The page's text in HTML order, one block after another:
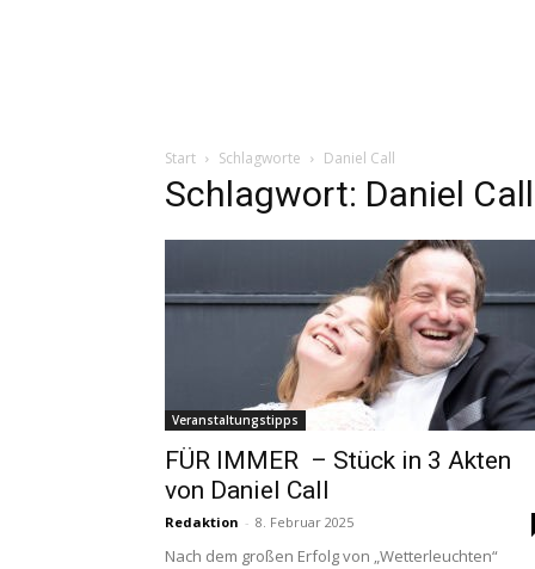
Start Schlagworte Daniel Call
Schlagwort: Daniel Call
Veranstaltungstipps
FÜR IMMER – Stück in 3 Akten
von Daniel Call
Redaktion - 8. Februar 2025
Nach dem großen Erfolg von „Wetterleuchten“